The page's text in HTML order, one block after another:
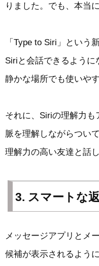
りました。でも、本当
「Type to Siri」という
Siriと会話できるように
静かな場所でも使いや
それに、Siriの理解力
脈を理解しながらつい
理解力の高い友達と話
3. スマートな
メッセージアプリとメ
候補が表示されるよう